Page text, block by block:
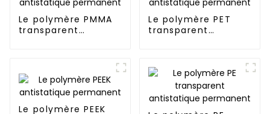
Le polymère PMMA
transparent
Le polymère PET
transparent
Le polymère PEEK